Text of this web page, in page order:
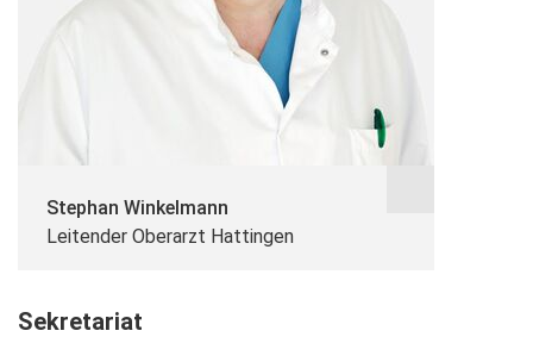
Stephan Winkelmann
Leitender Oberarzt Hattingen
Sekretariat